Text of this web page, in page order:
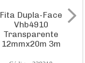
Fita Dupla-Face
Vhb4910
Transparente
12mmx20m 3m